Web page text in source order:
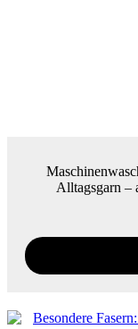
Alltagsgarn –